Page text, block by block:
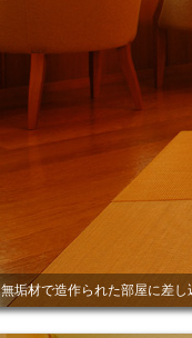
無垢材で造作られた部屋に差